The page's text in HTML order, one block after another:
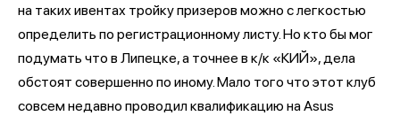
на таких ивентах тройку призеров можно с легкостью
определить по регистрационному листу. Но кто бы мог
подумать что в Липецке, а точнее в к/к «КИЙ», дела
обстоят совершенно по иному. Мало того что этот клуб
совсем недавно проводил квалификацию на Asus